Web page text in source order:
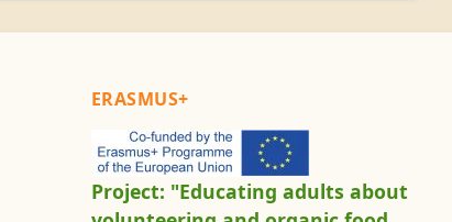
ERASMUS+
Project: "Educating adults about